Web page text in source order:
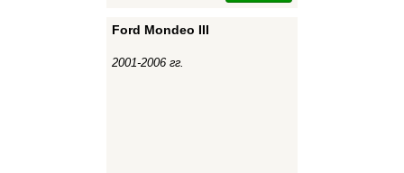
Ford Mondeo III
2001-2006 гг.